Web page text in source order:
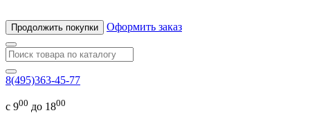
Продолжить покупки Оформить заказ
8(495)363-45-77
с 900 до 1800